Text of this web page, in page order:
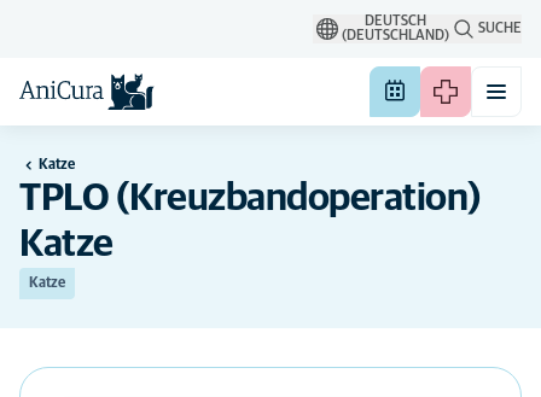
DEUTSCH
(DEUTSCHLAND)
SUCHE
Katze
TPLO (Kreuzbandoperation)
Katze
Katze